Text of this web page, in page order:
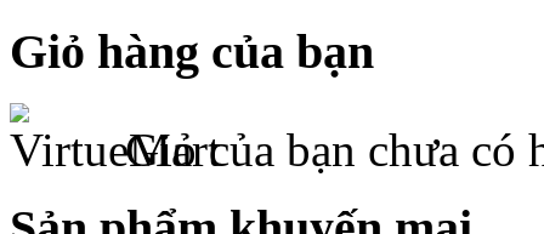
Giỏ hàng của bạn
Giỏ của bạn chưa có